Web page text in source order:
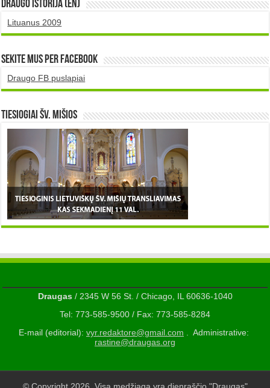
DRAUGO istorija (EN)
Lituanus 2009
Sekite mus per Facebook
Draugo FB puslapiai
TIESIOGIAI šv. MIŠIOS
Draugas/ 2345 W 56 St. / Chicago, IL 60636-1040
Tel: 773-585-9500 / Fax: 773-585-8284
E-mail (editorial): vyr.redaktore@gmail.com . Administrative:
rastine@draugas.org
© Copyright 2026, Visa medžiaga yra dienraščio "Draugas"